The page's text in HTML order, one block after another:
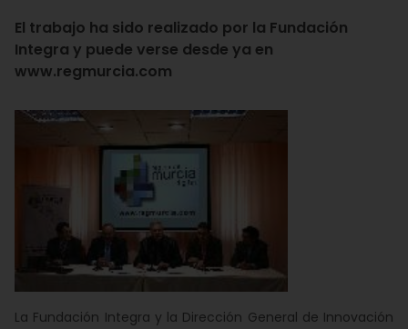
El trabajo ha sido realizado por la Fundación
Integra y puede verse desde ya en
www.regmurcia.com
La Fundación Integra y la Dirección General de Innovación